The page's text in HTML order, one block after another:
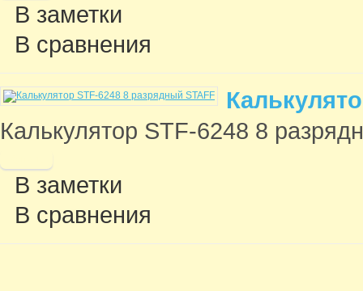
В заметки
В сравнения
Калькулятор STF-6248 8
В заметки
В сравнения